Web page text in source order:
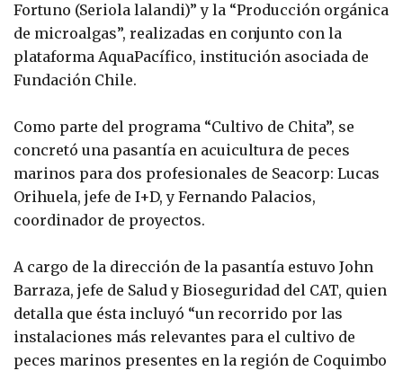
Fortuno (Seriola lalandi)” y la “Producción orgánica
de microalgas”, realizadas en conjunto con la
plataforma AquaPacífico, institución asociada de
Fundación Chile.
Como parte del programa “Cultivo de Chita”, se
concretó una pasantía en acuicultura de peces
marinos para dos profesionales de Seacorp: Lucas
Orihuela, jefe de I+D, y Fernando Palacios,
coordinador de proyectos.
A cargo de la dirección de la pasantía estuvo John
Barraza, jefe de Salud y Bioseguridad del CAT, quien
detalla que ésta incluyó “un recorrido por las
instalaciones más relevantes para el cultivo de
peces marinos presentes en la región de Coquimbo